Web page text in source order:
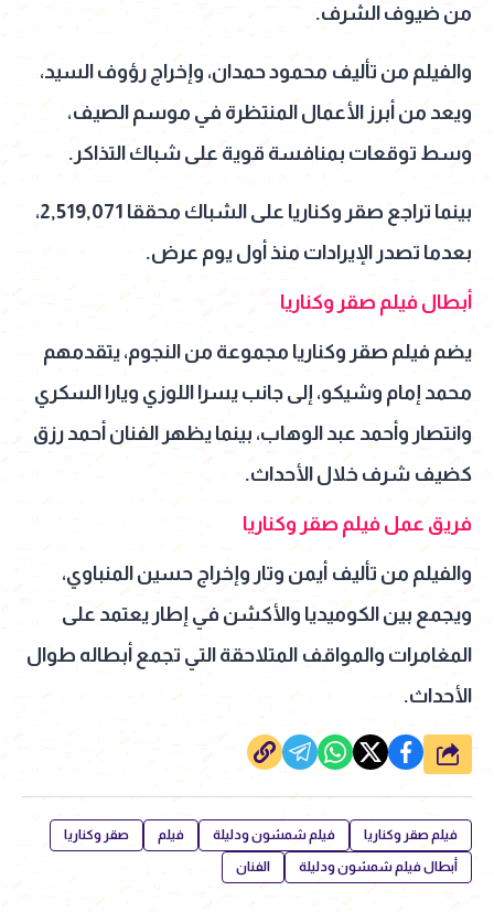
من ضيوف الشرف.
والفيلم من تأليف محمود حمدان، وإخراج رؤوف السيد،
ويعد من أبرز الأعمال المنتظرة في موسم الصيف،
وسط توقعات بمنافسة قوية على شباك التذاكر.
بينما تراجع صقر وكناريا على الشباك محققا 2,519,071،
بعدما تصدر الإيرادات منذ أول يوم عرض.
أبطال فيلم صقر وكناريا
يضم فيلم صقر وكناريا مجموعة من النجوم، يتقدمهم
محمد إمام وشيكو، إلى جانب يسرا اللوزي ويارا السكري
وانتصار وأحمد عبد الوهاب، بينما يظهر الفنان أحمد رزق
كضيف شرف خلال الأحداث.
فريق عمل فيلم صقر وكناريا
والفيلم من تأليف أيمن وتار وإخراج حسين المنباوي،
ويجمع بين الكوميديا والأكشن في إطار يعتمد على
المغامرات والمواقف المتلاحقة التي تجمع أبطاله طوال
الأحداث.
شارك
فيلم صقر وكناريا فيلم شمشون ودليلة فيلم صقر وكناريا
أبطال فيلم شمشون ودليلة الفنان